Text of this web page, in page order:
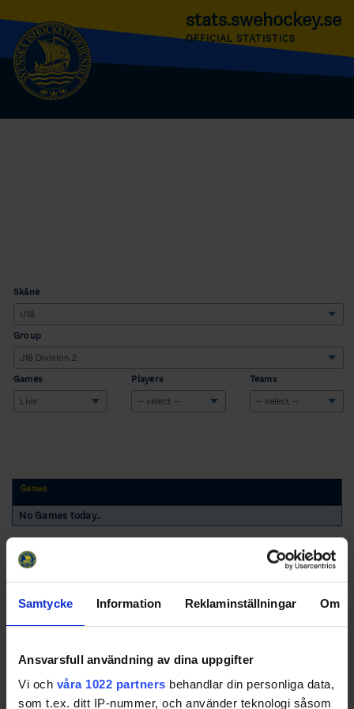
Samtycke Information Reklaminställningar Om
Ansvarsfull användning av dina uppgifter
Vi och våra 1022 partners behandlar din personliga data,
som t.ex. ditt IP-nummer, och använder teknologi såsom
stats.swehockey.se
OFFICIAL STATISTICS
Skåne
Group
Games Players Teams
Games
No Games today..
Swehockey – Svenska Ishockeyförbundets officiella app
Swehockey ger dig tillgång till nyheter, livebevakning